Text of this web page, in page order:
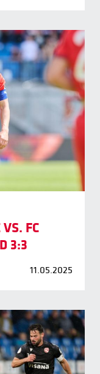
FC
3:3
11.05.2025